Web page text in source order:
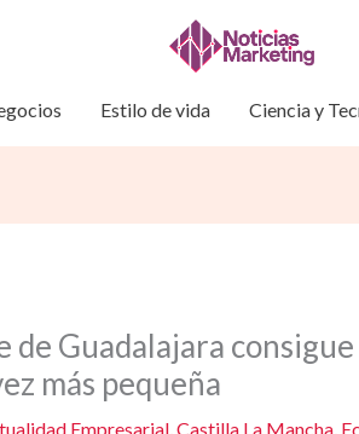
Estilo de vida Ciencia y
de Guadalajara
más pequeña
Empresarial, Castilla La Mancha,